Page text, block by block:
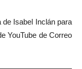
de Isabel Inclán para
YouTube de Correo